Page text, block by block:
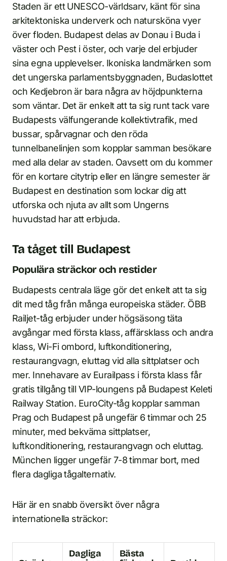
Staden är ett UNESCO-världsarv, känt för sina
arkitektoniska underverk och natursköna vyer
över floden. Budapest delas av Donau i Buda i
väster och Pest i öster, och varje del erbjuder
sina egna upplevelser. Ikoniska landmärken som
det ungerska parlamentsbyggnaden, Budaslottet
och Kedjebron är bara några av höjdpunkterna
som väntar. Det är enkelt att ta sig runt tack vare
Budapests välfungerande kollektivtrafik, med
bussar, spårvagnar och den röda
tunnelbanelinjen som kopplar samman besökare
med alla delar av staden. Oavsett om du kommer
för en kortare citytrip eller en längre semester är
Budapest en destination som lockar dig att
utforska och njuta av allt som Ungerns
huvudstad har att erbjuda.
Ta tåget till Budapest
Populära sträckor och restider
Budapests centrala läge gör det enkelt att ta sig
dit med tåg från många europeiska städer. ÖBB
Railjet-tåg erbjuder under högsäsong täta
avgångar med första klass, affärsklass och andra
klass, Wi-Fi ombord, luftkonditionering,
restaurangvagn, eluttag vid alla sittplatser och
mer. Innehavare av Eurailpass i första klass får
gratis tillgång till VIP-loungens på Budapest Keleti
Railway Station. EuroCity-tåg kopplar samman
Prag och Budapest på ungefär 6 timmar och 25
minuter, med bekväma sittplatser,
luftkonditionering, restaurangvagn och eluttag.
München ligger ungefär 7-8 timmar bort, med
flera dagliga tågalternativ.
Här är en snabb översikt över några
internationella sträckor:
Dagliga
Bästa